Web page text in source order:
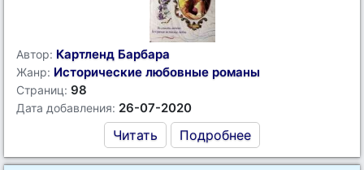
Автор: Картленд Барбара
Жанр: Исторические любовные романы
Страниц: 98
Дата добавления: 26-07-2020
Читать Подробнее